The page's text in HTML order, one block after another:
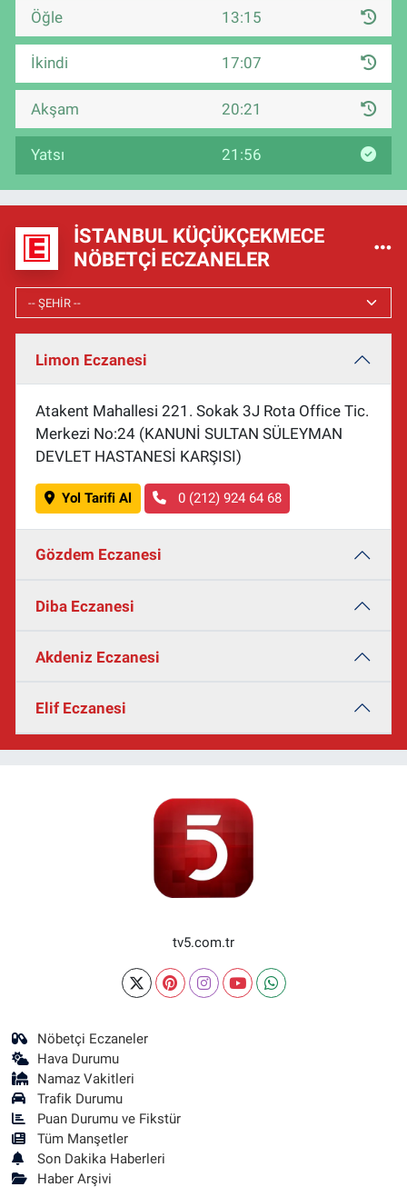
Öğle 13:15
İkindi 17:07
Akşam 20:21
Yatsı 21:56
İSTANBUL KÜÇÜKÇEKMECE
NÖBETÇI ECZANELER
Limon Eczanesi
Atakent Mahallesi 221. Sokak 3J Rota Office Tic.
Merkezi No:24 (KANUNİ SULTAN SÜLEYMAN
DEVLET HASTANESİ KARŞISI)
Yol Tarifi Al 0 (212) 924 64 68
Gözdem Eczanesi
Diba Eczanesi
Akdeniz Eczanesi
Elif Eczanesi
tv5.com.tr
Nöbetçi Eczaneler
Hava Durumu
Namaz Vakitleri
Trafik Durumu
Puan Durumu ve Fikstür
Tüm Manşetler
Son Dakika Haberleri
Haber Arşivi